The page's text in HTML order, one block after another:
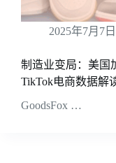
2025年7月7日
制造业变局：美国
TikTok电商数据解
GoodsFox …